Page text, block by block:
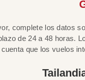
complete los datos
de 24 a 48 horas.
cuenta que los vuelos